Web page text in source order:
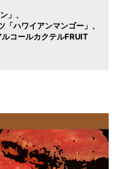
」
ハワイアンマンゴー」
コールカクテルFRUIT